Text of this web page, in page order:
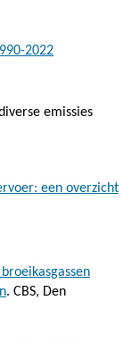
2022
emissies
een overzicht
. CBS, Den